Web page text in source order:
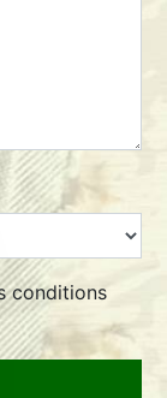
le
conditions